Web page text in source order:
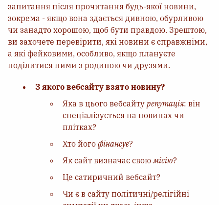
запитання після прочитання будь-якої новини,
зокрема - якщо вона здається дивною, обурливою
чи занадто хорошою, щоб бути правдою. Зрештою,
ви захочете перевірити, які новини є справжніми,
а які фейковими, особливо, якщо плануєте
поділитися ними з родиною чи друзями.
З якого вебсайту взято новину?
Яка в цього вебсайту репутація: він
спеціалізується на новинах чи
плітках?
Хто його фінансує?
Як сайт визначає своюмісію?
Це сатиричний вебсайт?
Чи є в сайту політичні/релігійні